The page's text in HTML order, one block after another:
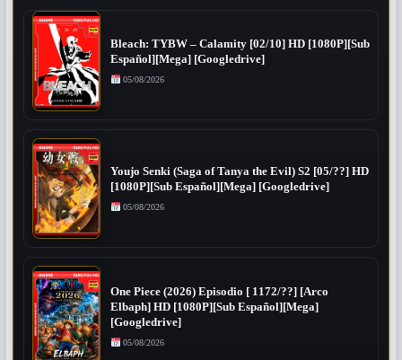
Bleach: TYBW – Calamity [02/10] HD [1080P][Sub
Español][Mega] [Googledrive]
05/08/2026
Youjo Senki (Saga of Tanya the Evil) S2 [05/??] HD
[1080P][Sub Español][Mega] [Googledrive]
05/08/2026
One Piece (2026) Episodio [ 1172/??] [Arco
Elbaph] HD [1080P][Sub Español][Mega]
[Googledrive]
05/08/2026